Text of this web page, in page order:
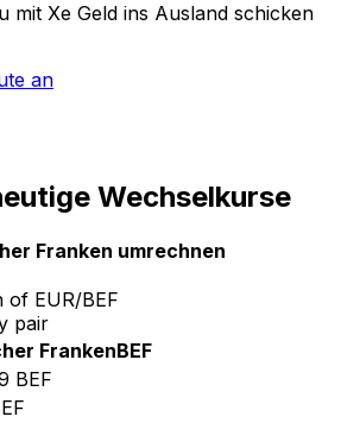
mit Xe Geld ins Ausland schicken
an
Wechselkurse
Franken umrechnen
of EUR/BEF
pair
FrankenBEF
BEF